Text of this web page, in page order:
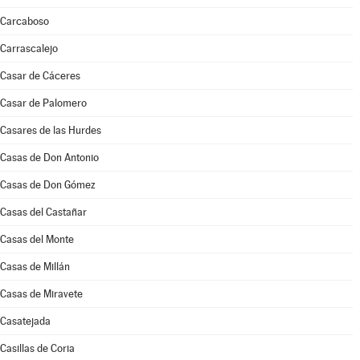
Carcaboso
Carrascalejo
Casar de Cáceres
Casar de Palomero
Casares de las Hurdes
Casas de Don Antonio
Casas de Don Gómez
Casas del Castañar
Casas del Monte
Casas de Millán
Casas de Miravete
Casatejada
Casillas de Coria